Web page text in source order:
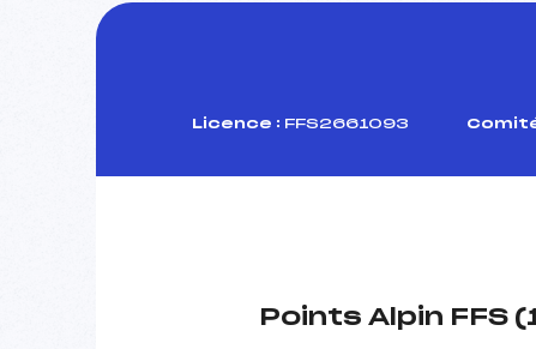
Licence : FFS2661093
Points Alpin FFS